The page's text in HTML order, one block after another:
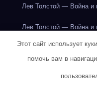
Лев Толстой — Война и
Лев Толстой — Война и
Лев Толстой — Война и
Этот сайт использует
помочь вам в